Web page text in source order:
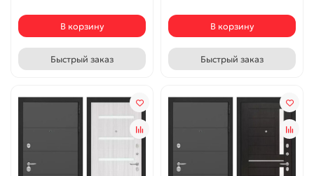
В корзину
Быстрый заказ
В корзину
Быстрый заказ